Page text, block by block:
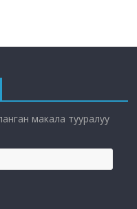
макала тууралуу